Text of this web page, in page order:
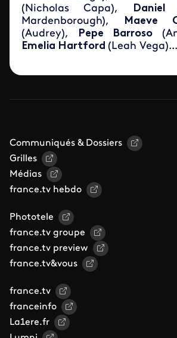
(Nicholas Capa),
Mardenborough),
Maeve
(Audrey),
Pepe Barroso
Emelia Hartford (Leah Vega)...
Communiqués & Dossiers
Grilles
Médias
france.tv hebdo
Phototele
france.tv groupe
france.tv preview
france.tv&vous
france.tv
franceinfo
La1ere.fr